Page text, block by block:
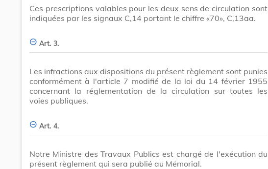
Ces prescriptions valables pour les deux sens de circulation sont
indiquées par les signaux C,14 portant le chiffre «70», C,13aa.
Art. 3.
Les infractions aux dispositions du présent règlement sont punies
conformément à l'article 7 modifié de la loi du 14 février 1955
concernant la réglementation de la circulation sur toutes les
voies publiques.
Art. 4.
Notre Ministre des Travaux Publics est chargé de l'exécution du
présent règlement qui sera publié au Mémorial.